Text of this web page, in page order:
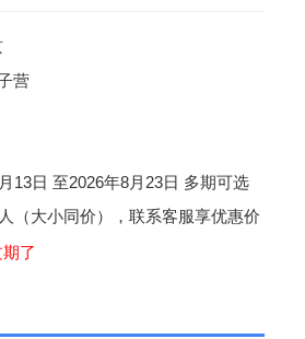
营
日 至2026年8月23日 多期可选
大小同价），联系客服享优惠价
了